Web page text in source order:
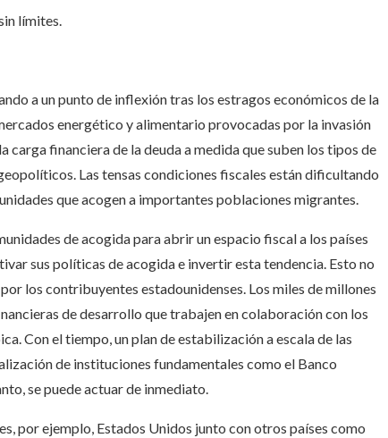
límites.
a un punto de inflexión tras los estragos económicos de la
energético y alimentario provocadas por la invasión
carga financiera de la deuda a medida que suben los tipos de
Las tensas condiciones fiscales están dificultando
que acogen a importantes poblaciones migrantes.
de acogida para abrir un espacio fiscal a los países
sus políticas de acogida e invertir esta tendencia. Esto no
los contribuyentes estadounidenses. Los miles de millones
de desarrollo que trabajen en colaboración con los
Con el tiempo, un plan de estabilización a escala de las
de instituciones fundamentales como el Banco
se puede actuar de inmediato.
por ejemplo, Estados Unidos junto con otros países como